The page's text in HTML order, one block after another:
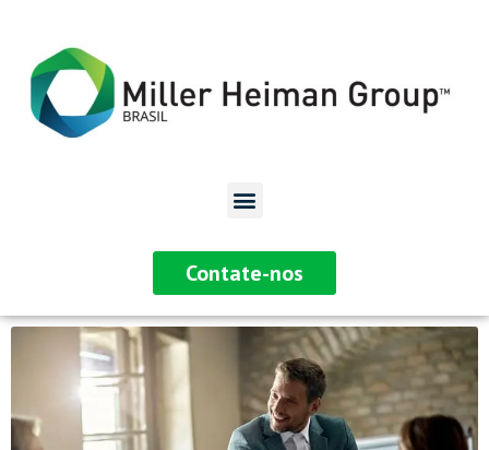
Contate-nos